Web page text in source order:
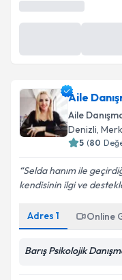
Aile
Aile
Denizli,
5 (80
Selda hanım ile
kendisinin ilgi ve
Adres 1 Online
Barış Psikolojik